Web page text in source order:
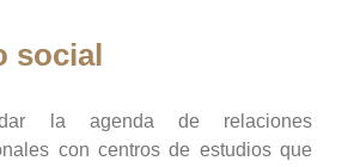
social
la agenda de relaciones
con centros de estudios que